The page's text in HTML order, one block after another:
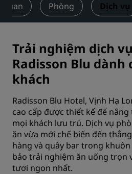
quan Phòng Dịch vụ
Trải nghiệm dịch
Radisson Blu dành
khách
Radisson Blu Hotel, Vịnh Hạ
cao cấp được thiết kế để
mọi khách lưu trú. Dịch vụ
ăn vừa mới chế biến đến
hàng và quầy bar trong
bảo trải nghiệm ăn uống trọn
tươi ngon nhất.